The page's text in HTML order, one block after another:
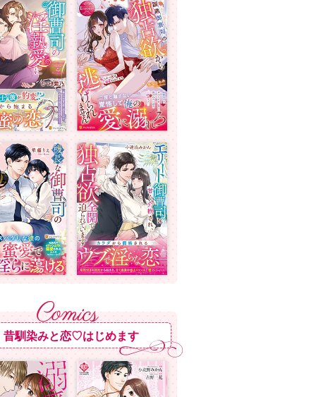
昔馴染みと恋♡はじめます